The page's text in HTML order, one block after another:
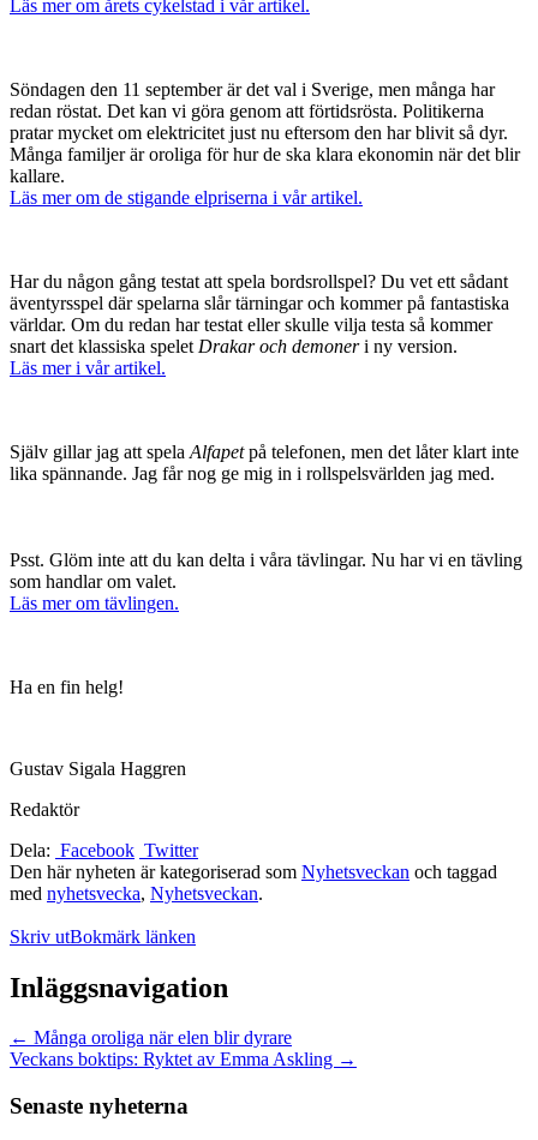
Läs mer om årets cykelstad i vår artikel.
Söndagen den 11 september är det val i Sverige, men många har
redan röstat. Det kan vi göra genom att förtidsrösta. Politikerna
pratar mycket om elektricitet just nu eftersom den har blivit så dyr.
Många familjer är oroliga för hur de ska klara ekonomin när det blir
kallare.
Läs mer om de stigande elpriserna i vår artikel.
Har du någon gång testat att spela bordsrollspel? Du vet ett sådant
äventyrsspel där spelarna slår tärningar och kommer på fantastiska
världar. Om du redan har testat eller skulle vilja testa så kommer
snart det klassiska spelet Drakar och demoneri ny version.
Läs mer i vår artikel.
Själv gillar jag att spela Alfapetpå telefonen, men det låter klart inte
lika spännande. Jag får nog ge mig in i rollspelsvärlden jag med.
Psst. Glöm inte att du kan delta i våra tävlingar. Nu har vi en tävling
som handlar om valet.
Läs mer om tävlingen.
Ha en fin helg!
Gustav Sigala Haggren
Redaktör
Dela: Facebook Twitter
Den här nyheten är kategoriserad som Nyhetsveckan och taggad
med nyhetsvecka, Nyhetsveckan.
Skriv utBokmärk länken
Inläggsnavigation
← Många oroliga när elen blir dyrare
Veckans boktips: Ryktet av Emma Askling →
Senaste nyheterna